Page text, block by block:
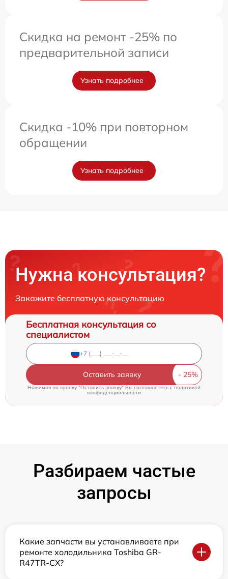
Скидка на ремонт -25% по
предварительной записи
Узнать подробнее
Скидка -10% при повторном
обращении
Узнать подробнее
Нужна консультация?
Закажите бесплатную консультацию
Бесплатная консультация со
специалистом
Оставить заявку
Нажимая на кнопку "Оставить заявку" Вы соглашаетесь cполитикой
конфиденциальности
Разбираем частые
запросы
Какие запчасти вы устанавливаете при
ремонте холодильника Toshiba GR-
R47TR-CX?